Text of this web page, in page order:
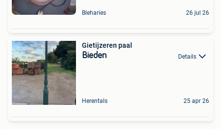
Bleharies 26 jul 26
Gietijzeren paal
Bieden Details
Herentals 25 apr 26